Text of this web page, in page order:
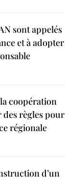
sont appelés
et à adopter
coopération
règles pour
régionale
d’un